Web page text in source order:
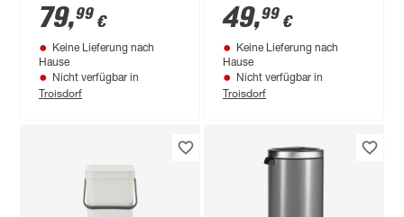
79,99 €
Keine Lieferung nach
Hause
Nicht verfügbar in
Troisdorf
schwarz 180 x 89 x
58 cm
49,99 €
Keine Lieferung nach
Hause
Nicht verfügbar in
Troisdorf